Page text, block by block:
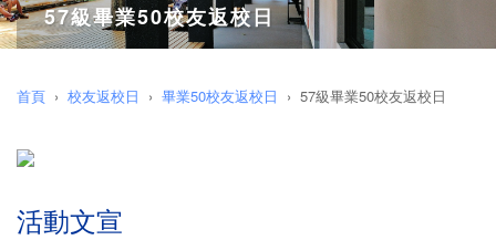
57級畢業50校友返校日
首頁 校友返校日 畢業50校友返校日 57級畢業50校友返校日
活動文宣